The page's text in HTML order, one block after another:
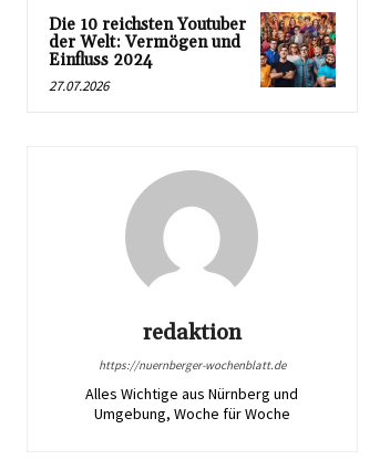
Die 10 reichsten Youtuber
der Welt: Vermögen und
Einfluss 2024
27.07.2026
redaktion
https://nuernberger-wochenblatt.de
Alles Wichtige aus Nürnberg und
Umgebung, Woche für Woche